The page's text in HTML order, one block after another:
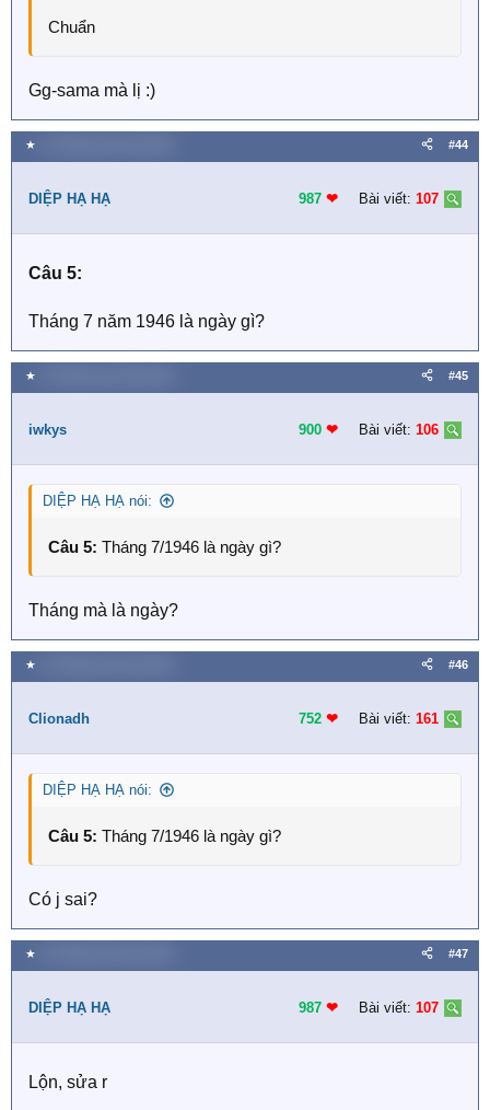
Chuẩn
Gg-sama mà lị :)
★ #44
DIỆP HẠ HẠ 987 ❤︎ Bài viết: 107
Câu 5:
Tháng 7 năm 1946 là ngày gì?
★ #45
iwkys 900 ❤︎ Bài viết: 106
DIỆP HẠ HẠ nói:
Câu 5: Tháng 7/1946 là ngày gì?
Tháng mà là ngày?
★ #46
Clionadh 752 ❤︎ Bài viết: 161
DIỆP HẠ HẠ nói:
Câu 5: Tháng 7/1946 là ngày gì?
Có j sai?
★ #47
DIỆP HẠ HẠ 987 ❤︎ Bài viết: 107
Lộn, sửa r